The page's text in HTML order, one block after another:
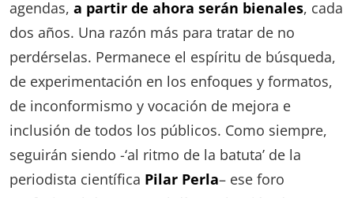
agendas, a partir de ahora serán bienales, cada
dos años. Una razón más para tratar de no
perdérselas. Permanece el espíritu de búsqueda,
de experimentación en los enfoques y formatos,
de inconformismo y vocación de mejora e
inclusión de todos los públicos. Como siempre,
seguirán siendo -‘al ritmo de la batuta’ de la
periodista científica Pilar Perla– ese foro